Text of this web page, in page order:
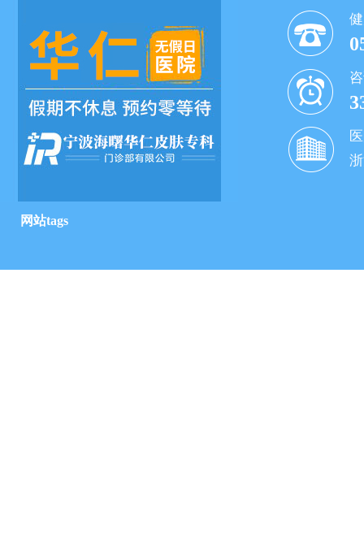
网站tags